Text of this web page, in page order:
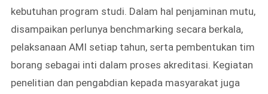
kebutuhan program studi. Dalam hal penjaminan mutu,
disampaikan perlunya benchmarking secara berkala,
pelaksanaan AMI setiap tahun, serta pembentukan tim
borang sebagai inti dalam proses akreditasi. Kegiatan
penelitian dan pengabdian kepada masyarakat juga